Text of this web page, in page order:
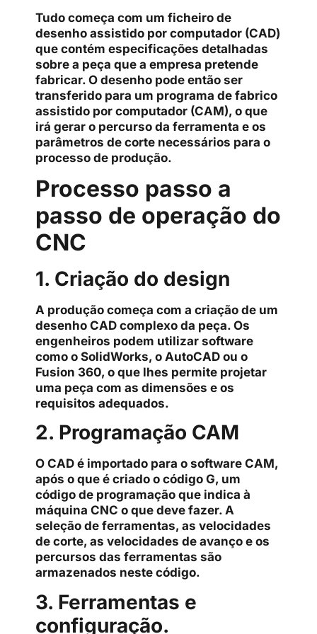
Tudo começa com um ficheiro de
desenho assistido por computador (CAD)
que contém especificações detalhadas
sobre a peça que a empresa pretende
fabricar. O desenho pode então ser
transferido para um programa de fabrico
assistido por computador (CAM), o que
irá gerar o percurso da ferramenta e os
parâmetros de corte necessários para o
processo de produção.
Processo passo a
passo de operação do
CNC
1. Criação do design
A produção começa com a criação de um
desenho CAD complexo da peça. Os
engenheiros podem utilizar software
como o SolidWorks, o AutoCAD ou o
Fusion 360, o que lhes permite projetar
uma peça com as dimensões e os
requisitos adequados.
2. Programação CAM
O CAD é importado para o software CAM,
após o que é criado o código G, um
código de programação que indica à
máquina CNC o que deve fazer. A
seleção de ferramentas, as velocidades
de corte, as velocidades de avanço e os
percursos das ferramentas são
armazenados neste código.
3. Ferramentas e
configuração.